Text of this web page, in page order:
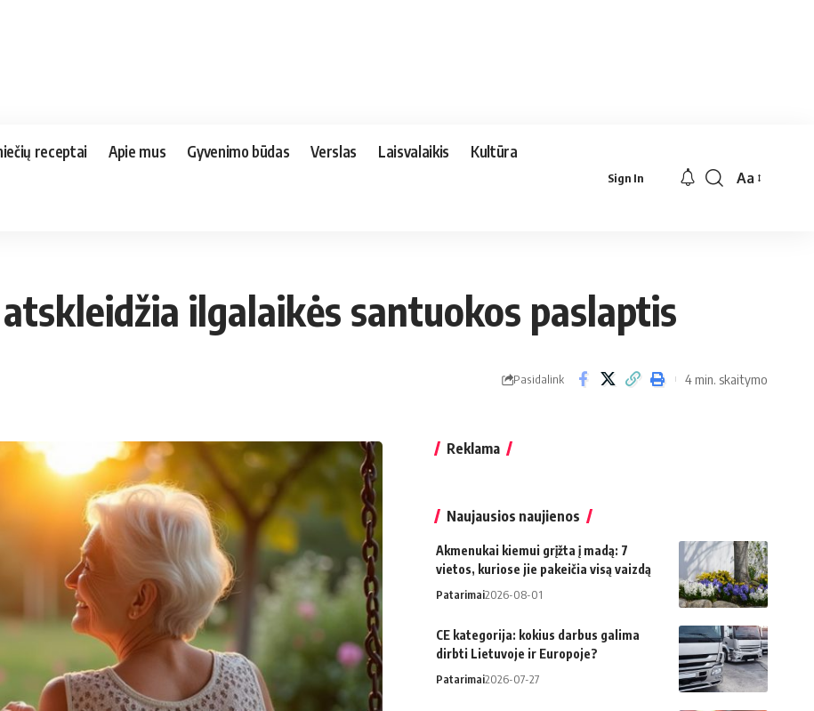
receptai Apie mus Gyvenimo būdas Verslas Laisvalaikis Kultūra
Sign In
Font
Aa
ilgalaikės santuokos paslaptis
Pasidalink 4 min. skaitymo
Reklama
Naujausios naujienos
Akmenukai kiemui grįžta į madą: 7
vietos, kuriose jie pakeičia visą vaizdą
Patarimai2026-08-01
CE kategorija: kokius darbus galima
dirbti Lietuvoje ir Europoje?
Patarimai2026-07-27